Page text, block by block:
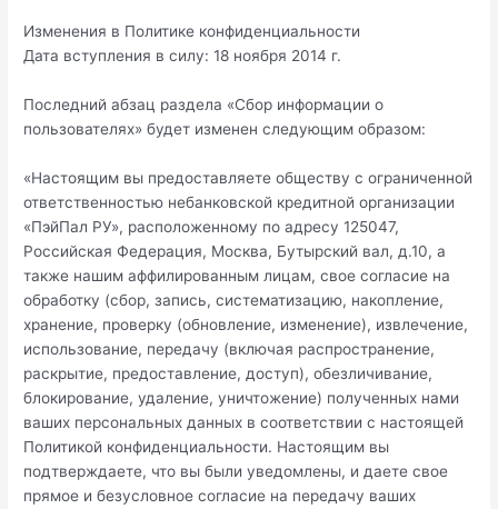
Изменения в Политике конфиденциальности
Дата вступления в силу: 18 ноября 2014 г.
Последний абзац раздела «Сбор информации о
пользователях» будет изменен следующим образом:
«Настоящим вы предоставляете обществу с ограниченной
ответственностью небанковской кредитной организации
«ПэйПал РУ», расположенному по адресу 125047,
Российская Федерация, Москва, Бутырский вал, д.10, а
также нашим аффилированным лицам, свое согласие на
обработку (сбор, запись, систематизацию, накопление,
хранение, проверку (обновление, изменение), извлечение,
использование, передачу (включая распространение,
раскрытие, предоставление, доступ), обезличивание,
блокирование, удаление, уничтожение) полученных нами
ваших персональных данных в соответствии с настоящей
Политикой конфиденциальности. Настоящим вы
подтверждаете, что вы были уведомлены, и даете свое
прямое и безусловное согласие на передачу ваших